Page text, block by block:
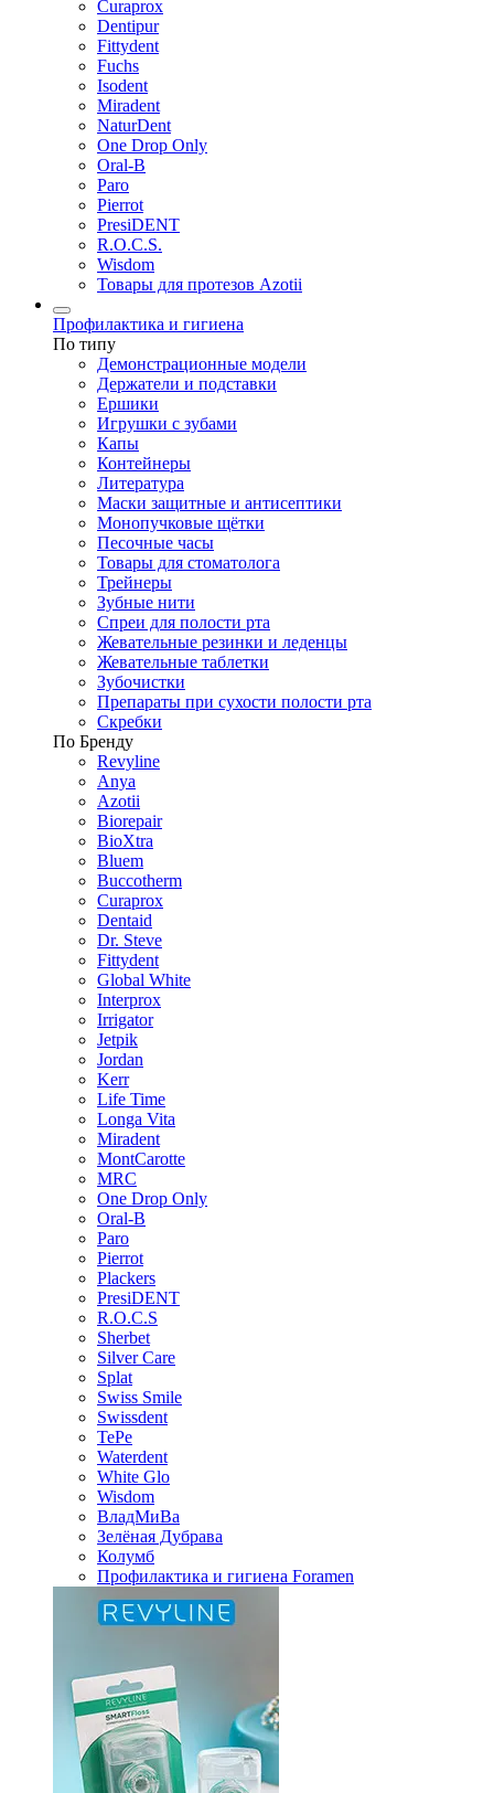
Curaprox
Dentipur
Fittydent
Fuchs
Isodent
Miradent
NaturDent
One Drop Only
Oral-B
Paro
Pierrot
PresiDENT
R.O.C.S.
Wisdom
Товары для протезов Azotii
Профилактика и гигиена
По типу
Демонстрационные модели
Держатели и подставки
Ершики
Игрушки с зубами
Капы
Контейнеры
Литература
Маски защитные и антисептики
Монопучковые щётки
Песочные часы
Товары для стоматолога
Трейнеры
Зубные нити
Спреи для полости рта
Жевательные резинки и леденцы
Жевательные таблетки
Зубочистки
Препараты при сухости полости рта
Скребки
По Бренду
Revyline
Anya
Azotii
Biorepair
BioXtra
Bluem
Buccotherm
Curaprox
Dentaid
Dr. Steve
Fittydent
Global White
Interprox
Irrigator
Jetpik
Jordan
Kerr
Life Time
Longa Vita
Miradent
MontCarotte
MRC
One Drop Only
Oral-B
Paro
Pierrot
Plackers
PresiDENT
R.O.C.S
Sherbet
Silver Care
Splat
Swiss Smile
Swissdent
TePe
Waterdent
White Glo
Wisdom
ВладМиВа
Зелёная Дубрава
Колумб
Профилактика и гигиена Foramen